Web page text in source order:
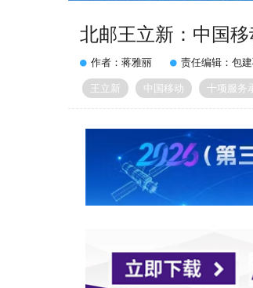
北邮王立新：中国
作者：蒋雅丽 责任编辑：包建
王立新 中国移动 十项服务